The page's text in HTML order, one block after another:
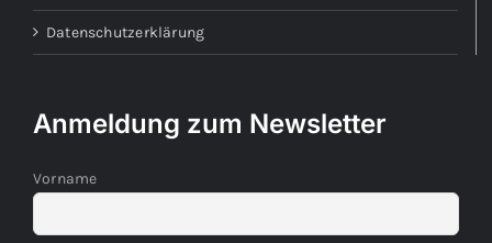
Datenschutzerklärung
Anmeldung zum Newsletter
Vorname